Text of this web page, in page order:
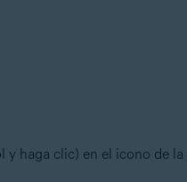
y haga clic) en el icono de la